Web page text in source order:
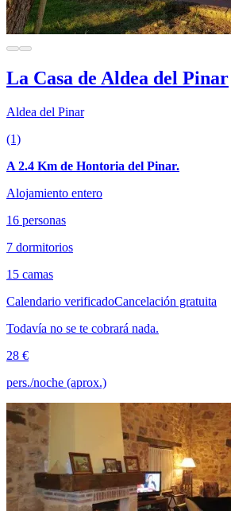
La Casa de Aldea del Pinar
Aldea del Pinar
(1)
A 2.4 Km de Hontoria del Pinar.
Alojamiento entero
16 personas
7 dormitorios
15 camas
Calendario verificadoCancelación gratuita
Todavía no se te cobrará nada.
28 €
pers./noche (aprox.)